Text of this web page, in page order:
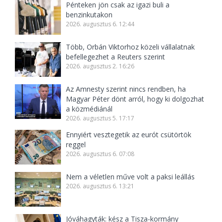
Pénteken jön csak az igazi buli a
benzinkutakon
2026. augusztus 6. 12:44
Több, Orbán Viktorhoz közeli vállalatnak
befellegezhet a Reuters szerint
2026. augusztus 2. 16:26
Az Amnesty szerint nincs rendben, ha
Magyar Péter dönt arról, hogy ki dolgozhat
a közmédiánál
2026. augusztus 5. 17:17
Ennyiért vesztegetik az eurót csütörtök
reggel
2026. augusztus 6. 07:08
Nem a véletlen műve volt a paksi leállás
2026. augusztus 6. 13:21
Jóváhagyták: kész a Tisza-kormány